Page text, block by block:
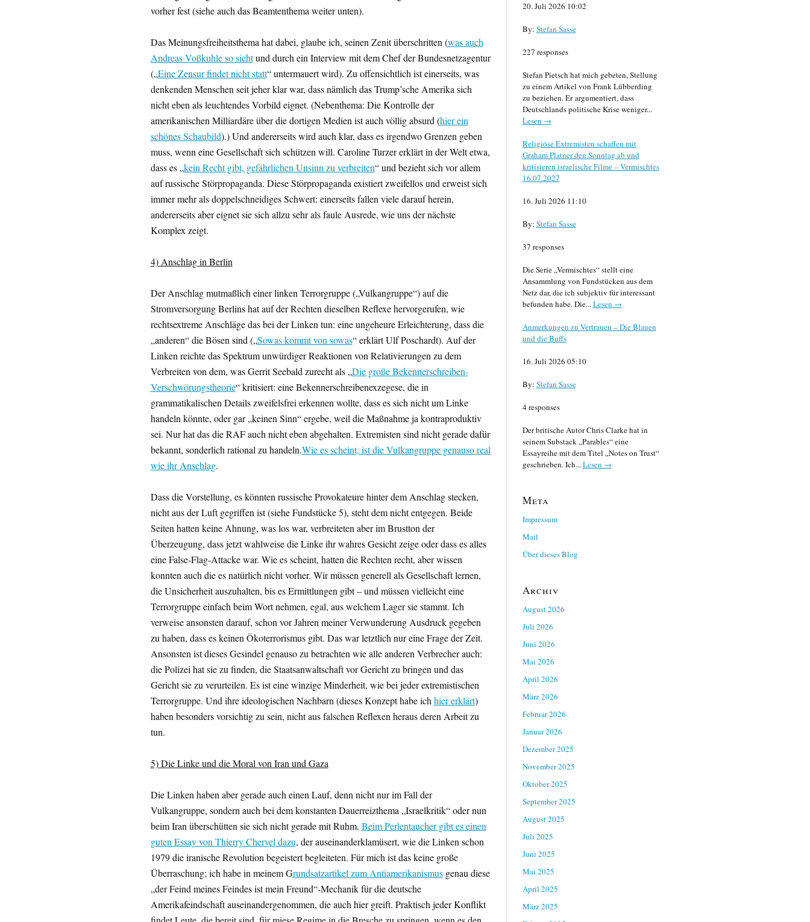
vorher fest (siehe auch das Beamtenthema weiter unten).
Das Meinungsfreiheitsthema hat dabei, glaube ich, seinen Zenit überschritten (was auch
Andreas Voßkuhle so siehtund durch ein Interview mit dem Chef der Bundesnetzagentur
(„Eine Zensur findet nicht statt“ untermauert wird). Zu offensichtlich ist einerseits, was
denkenden Menschen seit jeher klar war, dass nämlich das Trump’sche Amerika sich
nicht eben als leuchtendes Vorbild eignet. (Nebenthema: Die Kontrolle der
amerikanischen Milliardäre über die dortigen Medien ist auch völlig absurd (hier ein
schönes Schaubild).) Und andererseits wird auch klar, dass es irgendwo Grenzen geben
muss, wenn eine Gesellschaft sich schützen will. Caroline Turzer erklärt in der Welt etwa,
dass es „kein Recht gibt, gefährlichen Unsinn zu verbreiten“ und bezieht sich vor allem
auf russische Störpropaganda. Diese Störpropaganda existiert zweifellos und erweist sich
immer mehr als doppelschneidiges Schwert: einerseits fallen viele darauf herein,
andererseits aber eignet sie sich allzu sehr als faule Ausrede, wie uns der nächste
Komplex zeigt.
4) Anschlag in Berlin
Der Anschlag mutmaßlich einer linken Terrorgruppe („Vulkangruppe“) auf die
Stromversorgung Berlins hat auf der Rechten dieselben Reflexe hervorgerufen, wie
rechtsextreme Anschläge das bei der Linken tun: eine ungeheure Erleichterung, dass die
„anderen“ die Bösen sind („Sowas kommt von sowas“ erklärt Ulf Poschardt). Auf der
Linken reichte das Spektrum unwürdiger Reaktionen von Relativierungen zu dem
Verbreiten von dem, was Gerrit Seebald zurecht als „Die große Bekennerschreiben-
Verschwörungstheorie“ kritisiert: eine Bekennerschreibenexzegese, die in
grammatikalischen Details zweifelsfrei erkennen wollte, dass es sich nicht um Linke
handeln könnte, oder gar „keinen Sinn“ ergebe, weil die Maßnahme ja kontraproduktiv
sei. Nur hat das die RAF auch nicht eben abgehalten. Extremisten sind nicht gerade dafür
bekannt, sonderlich rational zu handeln.Wie es scheint, ist die Vulkangruppe genauso real
wie ihr Anschlag.
Dass die Vorstellung, es könnten russische Provokateure hinter dem Anschlag stecken,
nicht aus der Luft gegriffen ist (siehe Fundstücke 5), steht dem nicht entgegen. Beide
Seiten hatten keine Ahnung, was los war, verbreiteten aber im Brustton der
Überzeugung, dass jetzt wahlweise die Linke ihr wahres Gesicht zeige oder dass es alles
eine False-Flag-Attacke war. Wie es scheint, hatten die Rechten recht, aber wissen
konnten auch die es natürlich nicht vorher. Wir müssen generell als Gesellschaft lernen,
die Unsicherheit auszuhalten, bis es Ermittlungen gibt – und müssen vielleicht eine
Terrorgruppe einfach beim Wort nehmen, egal, aus welchem Lager sie stammt. Ich
verweise ansonsten darauf, schon vor Jahren meiner Verwunderung Ausdruck gegeben
zu haben, dass es keinen Ökoterrorismus gibt. Das war letztlich nur eine Frage der Zeit.
Ansonsten ist dieses Gesindel genauso zu betrachten wie alle anderen Verbrecher auch:
die Polizei hat sie zu finden, die Staatsanwaltschaft vor Gericht zu bringen und das
Gericht sie zu verurteilen. Es ist eine winzige Minderheit, wie bei jeder extremistischen
Terrorgruppe. Und ihre ideologischen Nachbarn (dieses Konzept habe ichhier erklärt)
haben besonders vorsichtig zu sein, nicht aus falschen Reflexen heraus deren Arbeit zu
tun.
5) Die Linke und die Moral von Iran und Gaza
Die Linken haben aber gerade auch einen Lauf, denn nicht nur im Fall der
Vulkangruppe, sondern auch bei dem konstanten Dauerreizthema „Israelkritik“ oder nun
beim Iran überschütten sie sich nicht gerade mit Ruhm. Beim Perlentaucher gibt es einen
guten Essay von Thierry Chervel dazu, der auseinanderklamüsert, wie die Linken schon
1979 die iranische Revolution begeistert begleiteten. Für mich ist das keine große
Überraschung; ich habe in meinem Grundsatzartikel zum Antiamerikanismusgenau diese
„der Feind meines Feindes ist mein Freund“-Mechanik für die deutsche
Amerikafeindschaft auseinandergenommen, die auch hier greift. Praktisch jeder Konflikt
20. Juli 2026 10:02
By: Stefan Sasse
227 responses
Stefan Pietsch hat mich gebeten, Stellung
zu einem Artikel von Frank Lübberding
zu beziehen. Er argumentiert, dass
Deutschlands politische Krise weniger...
Lesen →
Religiöse Extremisten schaffen mit
Graham Platner den Sonntag ab und
kritisieren israelische Filme – Vermischtes
16.07.2027
16. Juli 2026 11:10
By: Stefan Sasse
37 responses
Die Serie „Vermischtes“ stellt eine
Ansammlung von Fundstücken aus dem
Netz dar, die ich subjektiv für interessant
befunden habe. Die...Lesen →
Anmerkungen zu Vertrauen – Die Blauen
und die Buffs
16. Juli 2026 05:10
By: Stefan Sasse
4 responses
Der britische Autor Chris Clarke hat in
seinem Substack „Parables“ eine
Essayreihe mit dem Titel „Notes on Trust“
geschrieben. Ich...Lesen →
Meta
Impressum
Mail
Über dieses Blog
Archiv
August 2026
Juli 2026
Juni 2026
Mai 2026
April 2026
März 2026
Februar 2026
Januar 2026
Dezember 2025
November 2025
Oktober 2025
September 2025
August 2025
Juli 2025
Juni 2025
Mai 2025
April 2025
März 2025